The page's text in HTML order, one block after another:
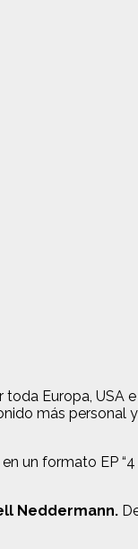
Europa,
más
un formato EP
Neddermann.